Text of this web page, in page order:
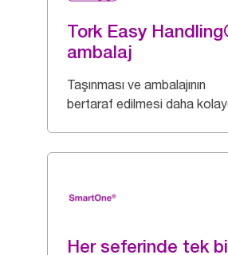
Tork Easy
ambalaj
Taşınması ve ambalajının
bertaraf edilmesi daha
Her seferinde tek